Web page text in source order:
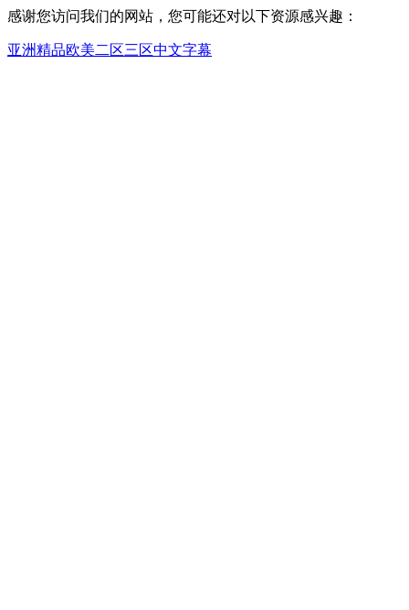
感谢您访问我们的网站，您可能还对以下资源感兴趣：
亚洲精品欧美二区三区中文字幕